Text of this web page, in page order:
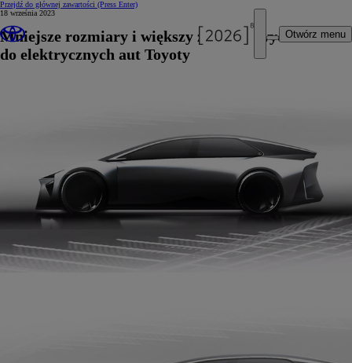
Przejdź do głównej zawartości (Press Enter)
Otwórz menu
18 września 2023
Mniejsze rozmiary i większy zasięg nowych baterii
do elektrycznych aut Toyoty